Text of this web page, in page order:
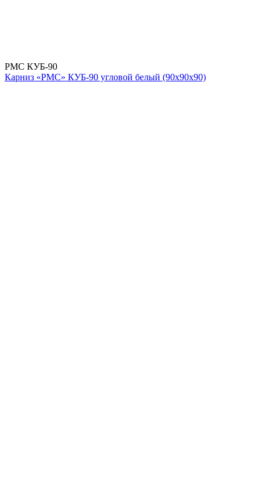
РМС КУБ-90
Карниз «РМС» КУБ-90 угловой белый (90х90х90)